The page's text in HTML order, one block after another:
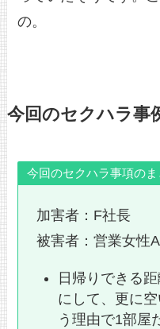
の。
今回のセクハラ事
今回のセクハラ事項のま
加害者：F社長
被害者：営業女性
日帰りできる
にして、更に
う理由で1部屋